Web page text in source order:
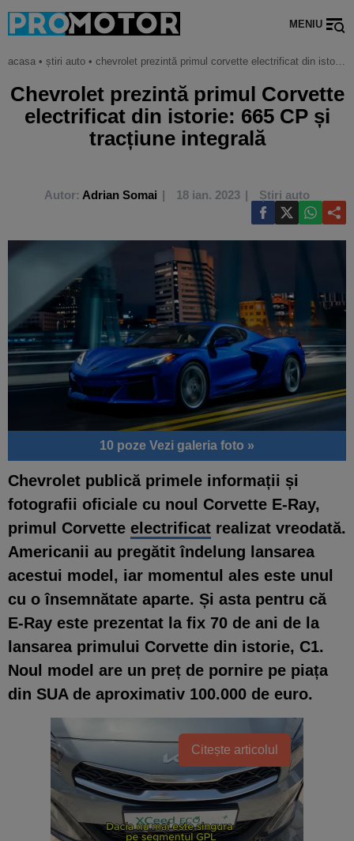
MENIU
acasa • știri auto • chevrolet prezintă primul corvette electrificat din istorie: 665 cp și tracțiune integrală
Chevrolet prezintă primul Corvette
electrificat din istorie: 665 CP și
tracțiune integrală
Autor: Adrian Somai 18 ian. 2023 Știri auto
10 poze Vezi galeria foto »
Chevrolet publică primele informații și
fotografii oficiale cu noul Corvette E-Ray,
primul Corvette electrificat realizat vreodată.
Americanii au pregătit îndelung lansarea
acestui model, iar momentul ales este unul
cu o însemnătate aparte. Și asta pentru că
E-Ray este prezentat la fix 70 de ani de la
lansarea primului Corvette din istorie, C1.
Noul model are un preț de pornire pe piața
din SUA de aproximativ 100.000 de euro.
Citește articolul